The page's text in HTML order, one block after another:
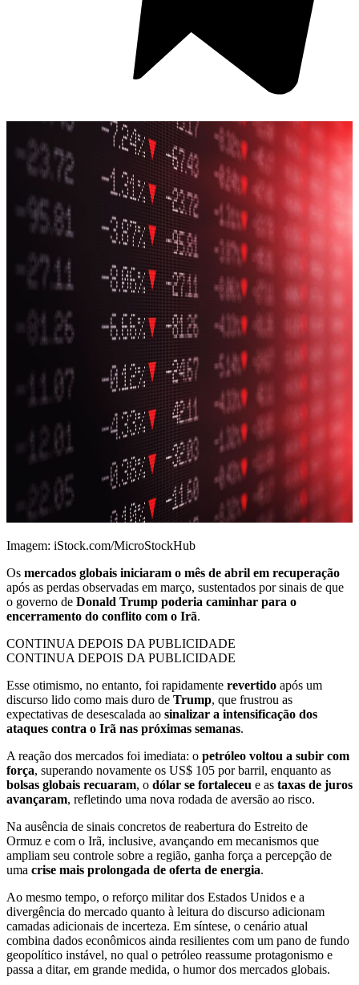
Imagem: iStock.com/MicroStockHub
Os mercados globais iniciaram o mês de abril em recuperação
após as perdas observadas em março, sustentados por sinais de que
o governo de Donald Trump poderia caminhar para o
encerramento do conflito com o Irã.
CONTINUA DEPOIS DA PUBLICIDADE
CONTINUA DEPOIS DA PUBLICIDADE
Esse otimismo, no entanto, foi rapidamente revertido após um
discurso lido como mais duro de Trump, que frustrou as
expectativas de desescalada ao sinalizar a intensificação dos
ataques contra o Irã nas próximas semanas.
A reação dos mercados foi imediata: o petróleo voltou a subir com
força, superando novamente os US$ 105 por barril, enquanto as
bolsas globais recuaram, o dólar se fortaleceu e as taxas de juros
avançaram, refletindo uma nova rodada de aversão ao risco.
Na ausência de sinais concretos de reabertura do Estreito de
Ormuz e com o Irã, inclusive, avançando em mecanismos que
ampliam seu controle sobre a região, ganha força a percepção de
uma crise mais prolongada de oferta de energia.
Ao mesmo tempo, o reforço militar dos Estados Unidos e a
divergência do mercado quanto à leitura do discurso adicionam
camadas adicionais de incerteza. Em síntese, o cenário atual
combina dados econômicos ainda resilientes com um pano de fundo
geopolítico instável, no qual o petróleo reassume protagonismo e
passa a ditar, em grande medida, o humor dos mercados globais.